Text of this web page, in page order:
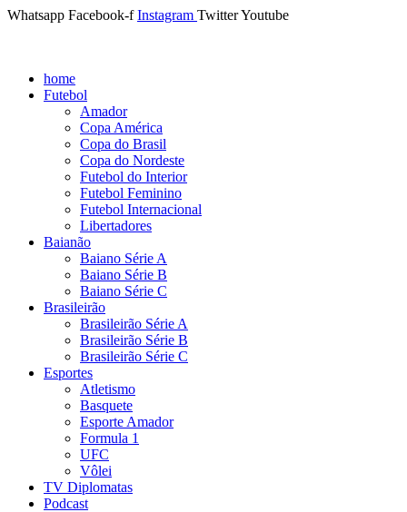
Whatsapp Facebook-f Instagram TwitterYoutube
home
Futebol
Amador
Copa América
Copa do Brasil
Copa do Nordeste
Futebol do Interior
Futebol Feminino
Futebol Internacional
Libertadores
Baianão
Baiano Série A
Baiano Série B
Baiano Série C
Brasileirão
Brasileirão Série A
Brasileirão Série B
Brasileirão Série C
Esportes
Atletismo
Basquete
Esporte Amador
Formula 1
UFC
Vôlei
TV Diplomatas
Podcast